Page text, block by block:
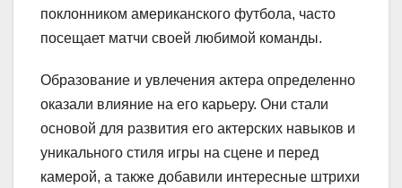
поклонником американского футбола, часто
посещает матчи своей любимой команды.
Образование и увлечения актера определенно
оказали влияние на его карьеру. Они стали
основой для развития его актерских навыков и
уникального стиля игры на сцене и перед
камерой, а также добавили интересные штрихи